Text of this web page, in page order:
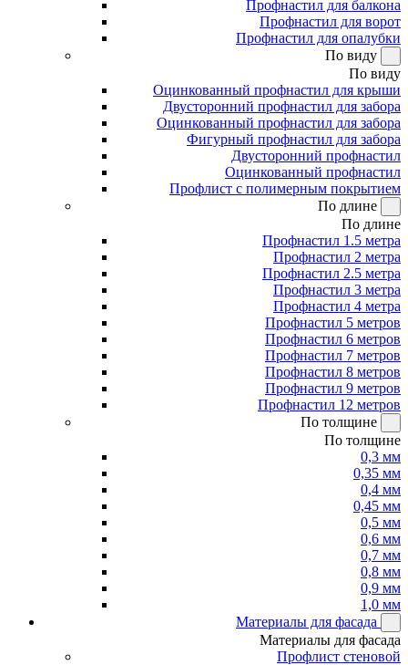
Профнастил для балкона
Профнастил для ворот
Профнастил для опалубки
По виду
По виду
Оцинкованный профнастил для крыши
Двусторонний профнастил для забора
Оцинкованный профнастил для забора
Фигурный профнастил для забора
Двусторонний профнастил
Оцинкованный профнастил
Профлист с полимерным покрытием
По длине
По длине
Профнастил 1.5 метра
Профнастил 2 метра
Профнастил 2.5 метра
Профнастил 3 метра
Профнастил 4 метра
Профнастил 5 метров
Профнастил 6 метров
Профнастил 7 метров
Профнастил 8 метров
Профнастил 9 метров
Профнастил 12 метров
По толщине
По толщине
0,3 мм
0,35 мм
0,4 мм
0,45 мм
0,5 мм
0,6 мм
0,7 мм
0,8 мм
0,9 мм
1,0 мм
Материалы для фасада
Материалы для фасада
Профлист стеновой